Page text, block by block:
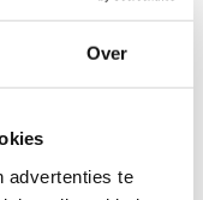
Over
advertenties te